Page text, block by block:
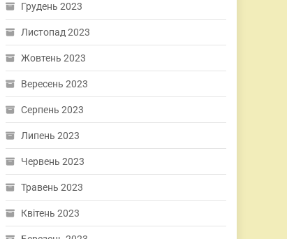
Грудень 2023
Листопад 2023
Жовтень 2023
Вересень 2023
Серпень 2023
Липень 2023
Червень 2023
Травень 2023
Квітень 2023